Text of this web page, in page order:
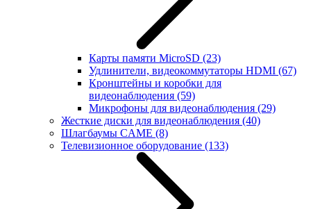
Карты памяти MicroSD (23)
Удлинители, видеокоммутаторы HDMI (67)
Кронштейны и коробки для
видеонаблюдения (59)
Микрофоны для видеонаблюдения (29)
Жесткие диски для видеонаблюдения (40)
Шлагбаумы CAME (8)
Телевизионное оборудование (133)